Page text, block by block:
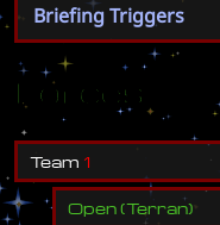
Briefing Triggers
Forces
Team 1
Open(Terran)